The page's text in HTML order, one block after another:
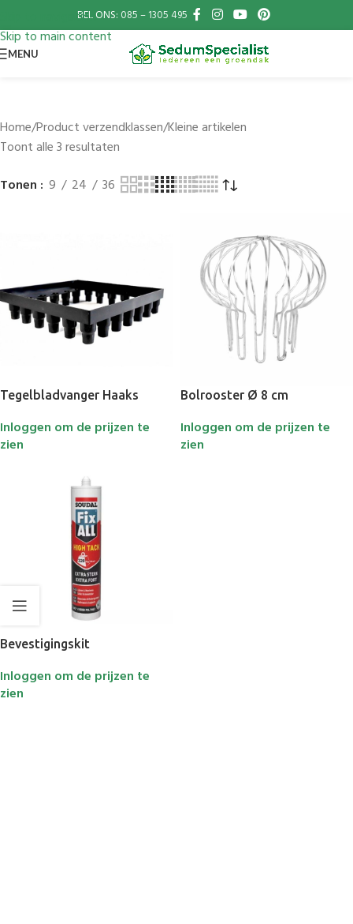
Skip to navigation
Skip to main content
BEL ONS: 085 – 1305 495
MENU
Home Product verzendklassen Kleine artikelen
Toont alle 3 resultaten
Tonen
9 24 36
Tegelbladvanger Haaks
Inloggen om de prijzen te
zien
Bolrooster Ø 8 cm
Inloggen om de prijzen te
zien
Bevestigingskit
Inloggen om de prijzen te
zien